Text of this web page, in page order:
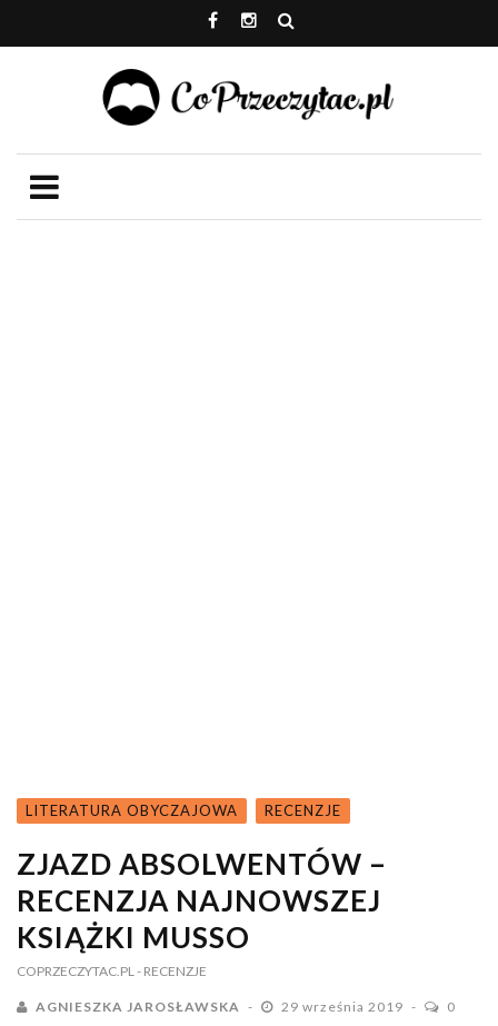
LITERATURA OBYCZAJOWA RECENZJE
ZJAZD ABSOLWENTÓW –
RECENZJA NAJNOWSZEJ
KSIĄŻKI MUSSO
COPRZECZYTAC.PL - RECENZJE
AGNIESZKA JAROSŁAWSKA 29 września 2019 0